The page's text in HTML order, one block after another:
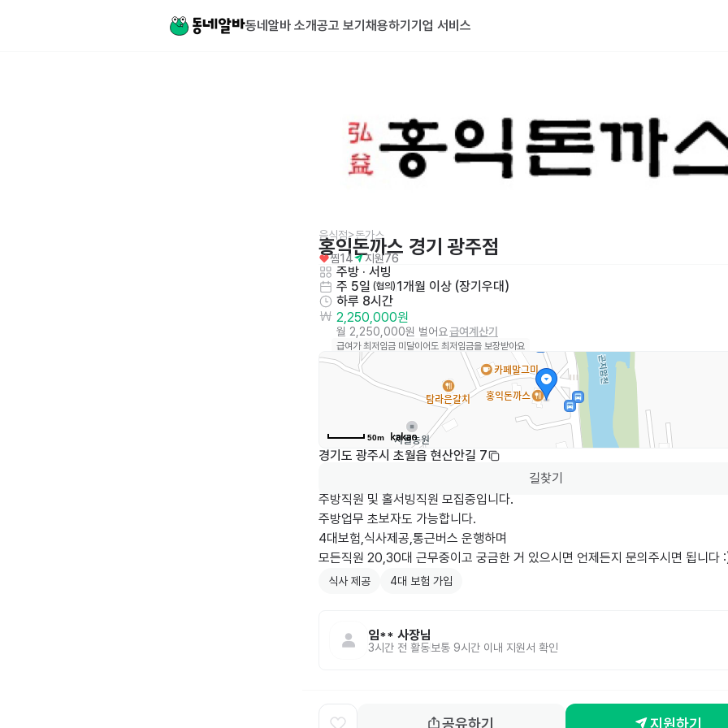
동네알바 소개공고 보기 채용하기 기업 서비스
음식점>돈가스
홍익돈까스 경기 광주점
찜14 지원76
주방 · 서빙
주 5일 (협의) 1개월 이상 (장기우대)
하루 8시간
2,250,000원
월 2,250,000원 벌어요급여계산기
급여가 최저임금 미달이어도 최저임금을 보장받아요
50m
경기도 광주시 초월읍 현산안길 7
길찾기
주방직원 및 홀서빙직원 모집중입니다.
주방업무 초보자도 가능합니다.
4대보험,식사제공,통근버스 운행하며
모든직원 20,30대 근무중이고 궁금한 거 있으시면 언제든지 문의주시면 됩니다
식사 제공 4대 보험 가입
임** 사장님
3시간 전 활동보통 9시간 이내 지원서 확인
공유하기 지원하기